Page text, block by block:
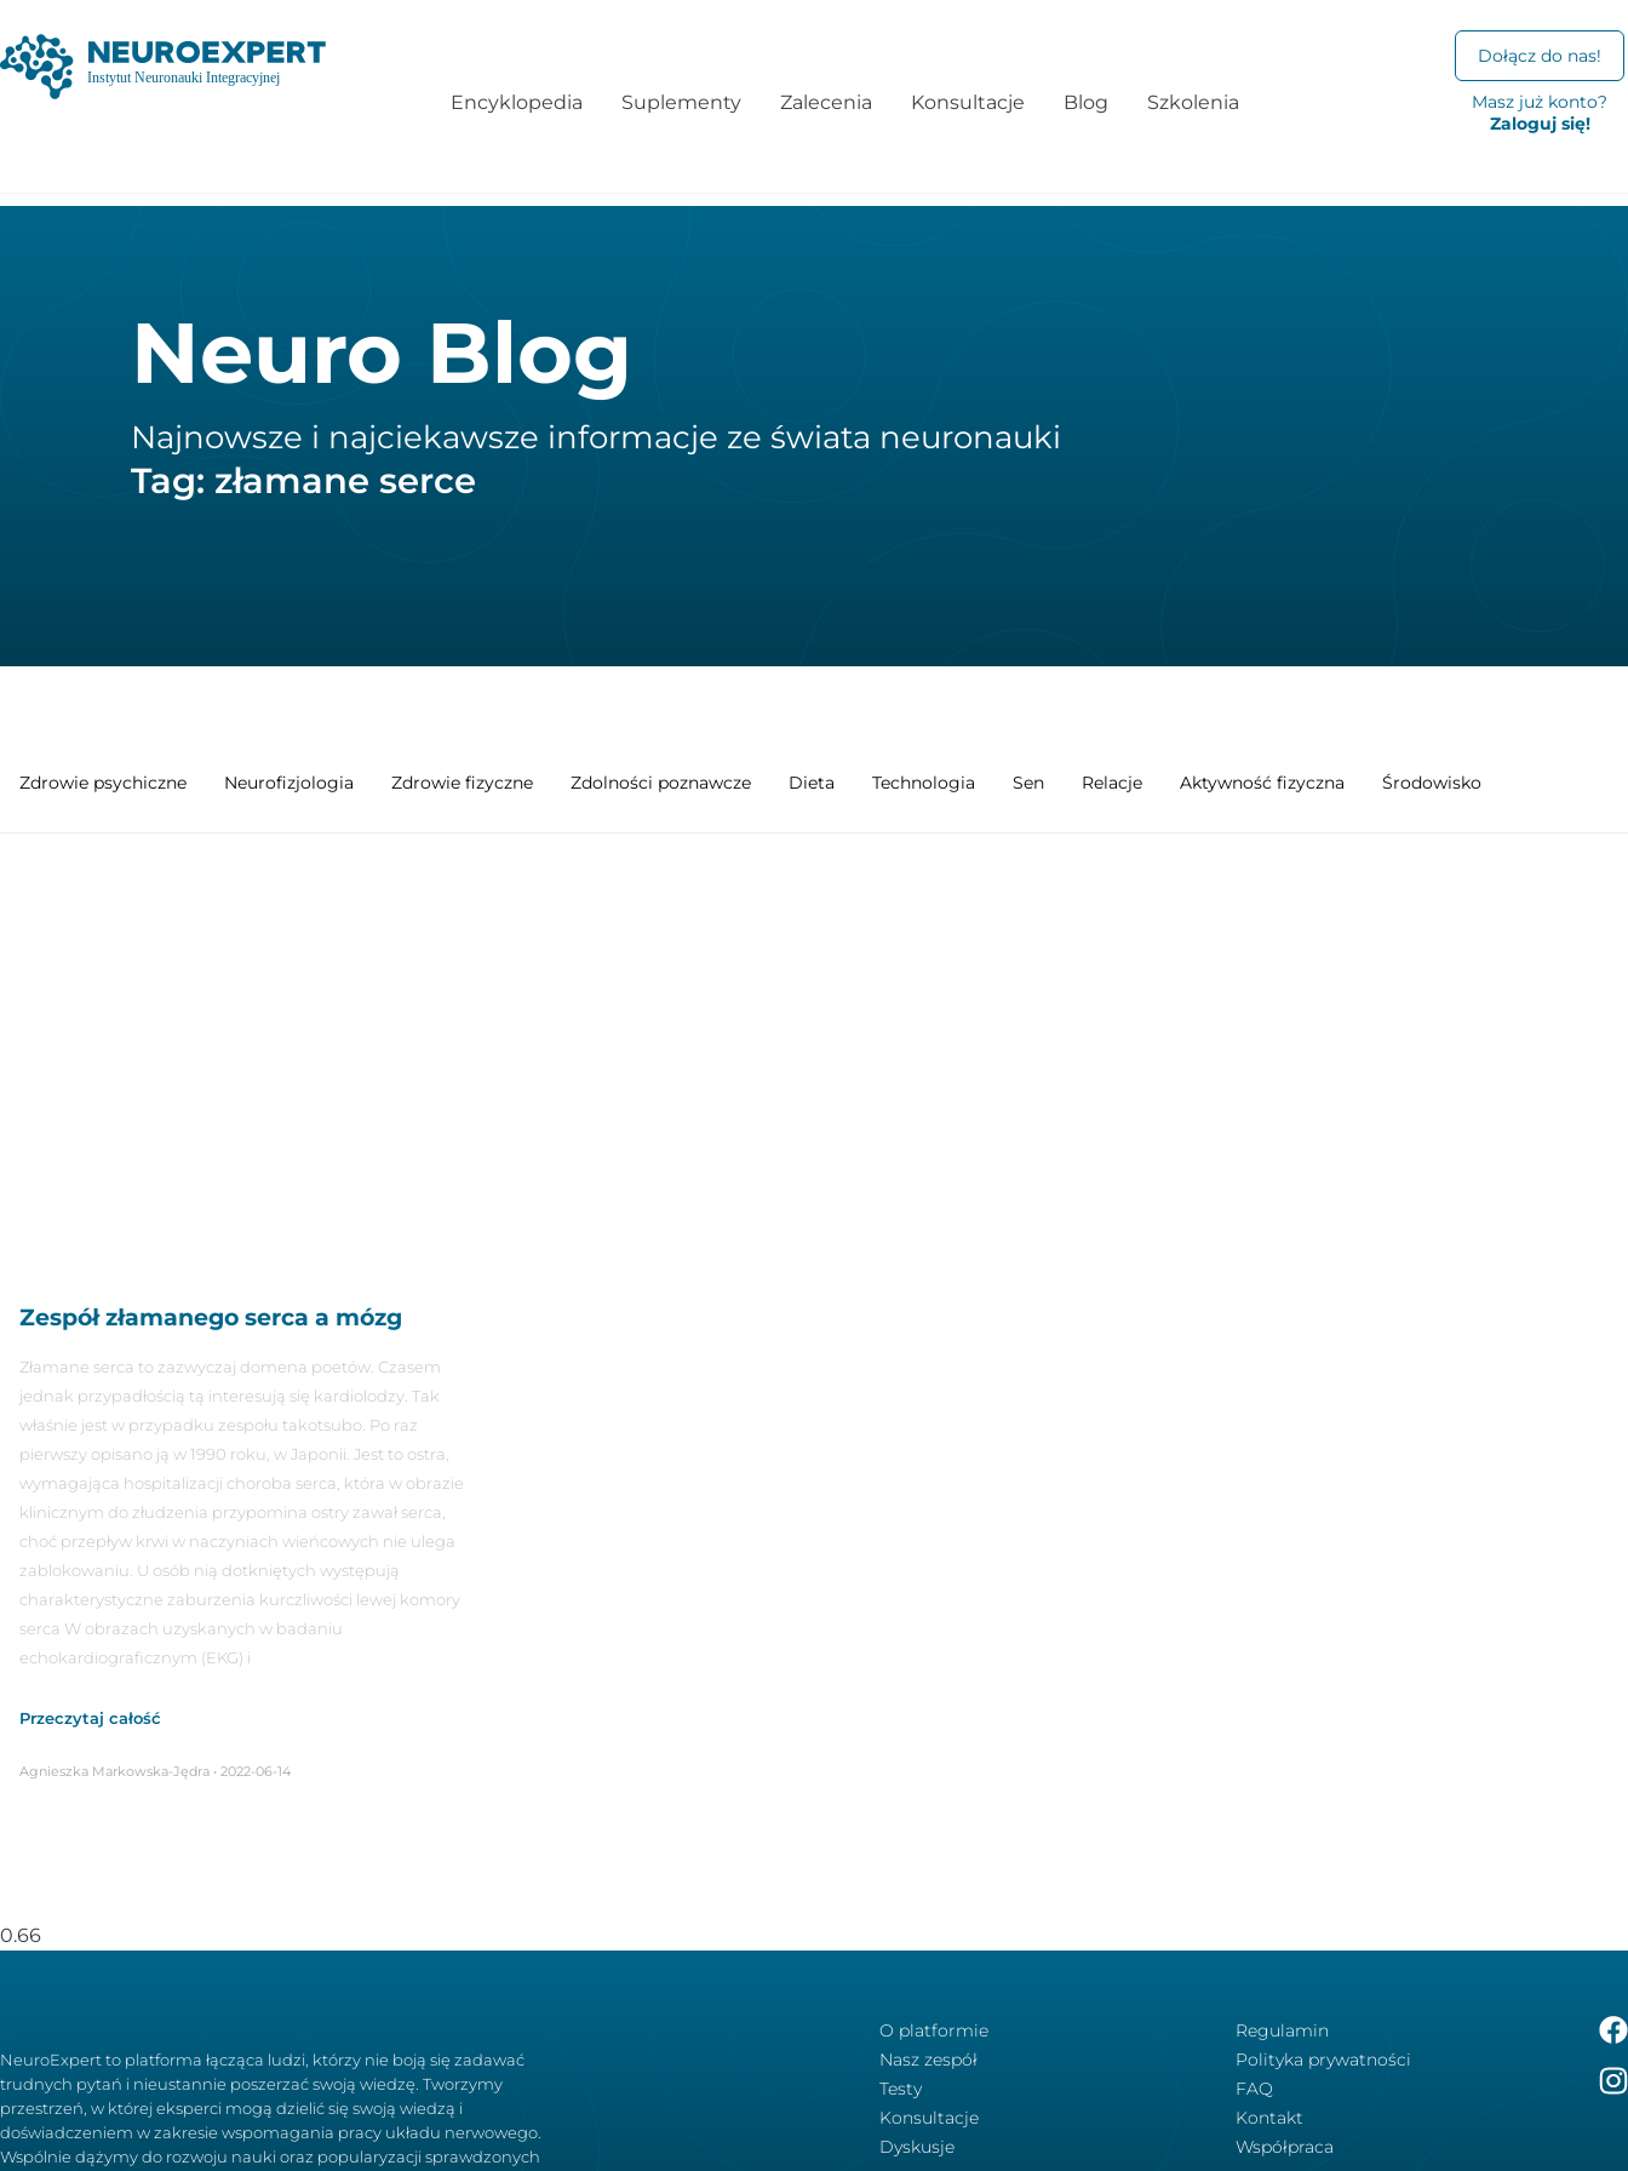
Encyklopedia Suplementy Zalecenia Konsultacje Blog Szkolenia
Dołącz do nas!
Masz już konto?
Zaloguj się!
Neuro Blog
Najnowsze i najciekawsze informacje ze świata neuronauki
Tag: złamane serce
Zdrowie psychiczne Neurofizjologia Zdrowie fizyczne Zdolności poznawcze Dieta Technologia Sen Relacje Aktywność fizyczna Środowisko
Zespół złamanego serca a mózg
Złamane serca to zazwyczaj domena poetów. Czasem
jednak przypadłością tą interesują się kardiolodzy. Tak
właśnie jest w przypadku zespołu takotsubo. Po raz
pierwszy opisano ją w 1990 roku, w Japonii. Jest to ostra,
wymagająca hospitalizacji choroba serca, która w obrazie
klinicznym do złudzenia przypomina ostry zawał serca,
choć przepływ krwi w naczyniach wieńcowych nie ulega
zablokowaniu. U osób nią dotkniętych występują
charakterystyczne zaburzenia kurczliwości lewej komory
serca W obrazach uzyskanych w badaniu
echokardiograficznym (EKG) i
Przeczytaj całość
Agnieszka Markowska-Jędra 2022-06-14
NeuroExpert to platforma łącząca ludzi, którzy nie boją się zadawać
trudnych pytań i nieustannie poszerzać swoją wiedzę. Tworzymy
przestrzeń, w której eksperci mogą dzielić się swoją wiedzą i
doświadczeniem w zakresie wspomagania pracy układu nerwowego.
Wspólnie dążymy do rozwoju nauki oraz popularyzacji sprawdzonych
O platformie
Nasz zespół
Testy
Konsultacje
Dyskusje
Regulamin
Polityka prywatności
FAQ
Kontakt
Współpraca